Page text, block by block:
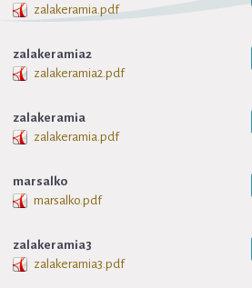
zalakeramia.pdf
zalakeramia2
zalakeramia2.pdf
zalakeramia
zalakeramia.pdf
marsalko
marsalko.pdf
zalakeramia3
zalakeramia3.pdf